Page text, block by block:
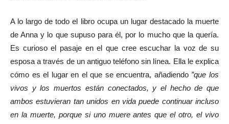
A lo largo de todo el libro ocupa un lugar destacado la muerte
de Anna y lo que supuso para él, por lo mucho que la quería.
Es curioso el pasaje en el que cree escuchar la voz de su
esposa a través de un antiguo teléfono sin línea. Ella le explica
cómo es el lugar en el que se encuentra, añadiendo ”que los
vivos y los muertos están conectados, y el hecho de que
ambos estuvieran tan unidos en vida puede continuar incluso
en la muerte, porque si uno muere antes que el otro, el vivo